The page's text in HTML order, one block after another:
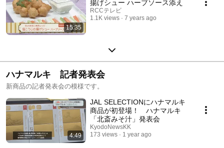
15:35
揚げシュー ハーブソース添え
RCCテレビ
1.1K views
7 years ago
ハナマルキ 記者発表会
新商品の記者発表会の模様です。
4:49
JAL SELECTIONにハナマルキ
商品が初登場！ ハナマルキ
「北斎みそ汁」発表会
KyodoNewsKK
173 views
1 year ago